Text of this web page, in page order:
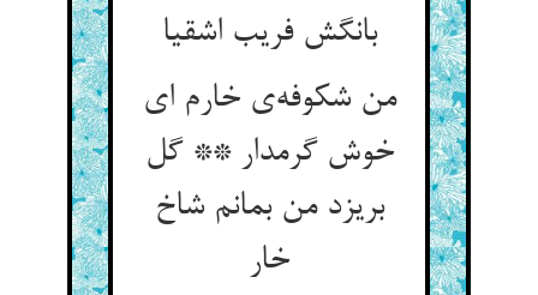
بانگش فریب اشقیا
من شکوفه‌ی خارم ای
خوش گرمدار ** گل
بریزد من بمانم شاخ
خار